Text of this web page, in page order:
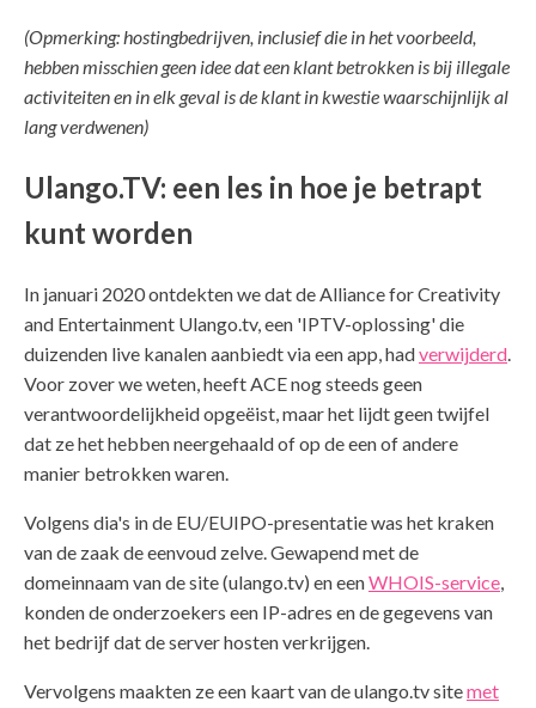
(Opmerking: hostingbedrijven, inclusief die in het voorbeeld,
hebben misschien geen idee dat een klant betrokken is bij illegale
activiteiten en in elk geval is de klant in kwestie waarschijnlijk al
lang verdwenen)
Ulango.TV: een les in hoe je betrapt
kunt worden
In januari 2020 ontdekten we dat de Alliance for Creativity
and Entertainment Ulango.tv, een 'IPTV-oplossing' die
duizenden live kanalen aanbiedt via een app, hadverwijderd.
Voor zover we weten, heeft ACE nog steeds geen
verantwoordelijkheid opgeëist, maar het lijdt geen twijfel
dat ze het hebben neergehaald of op de een of andere
manier betrokken waren.
Volgens dia's in de EU/EUIPO-presentatie was het kraken
van de zaak de eenvoud zelve. Gewapend met de
domeinnaam van de site (ulango.tv) en eenWHOIS-service,
konden de onderzoekers een IP-adres en de gegevens van
het bedrijf dat de server hosten verkrijgen.
Vervolgens maakten ze een kaart van de ulango.tv sitemet